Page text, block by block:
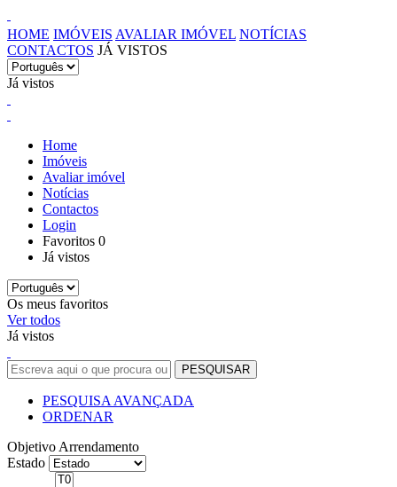
HOME IMÓVEIS AVALIAR IMÓVEL NOTÍCIAS
CONTACTOS JÁ VISTOS
Já vistos
Home
Imóveis
Avaliar imóvel
Notícias
Contactos
Login
Favoritos 0
Já vistos
Os meus favoritos
Ver todos
Já vistos
PESQUISA AVANÇADA
ORDENAR
Objetivo Arrendamento
Estado